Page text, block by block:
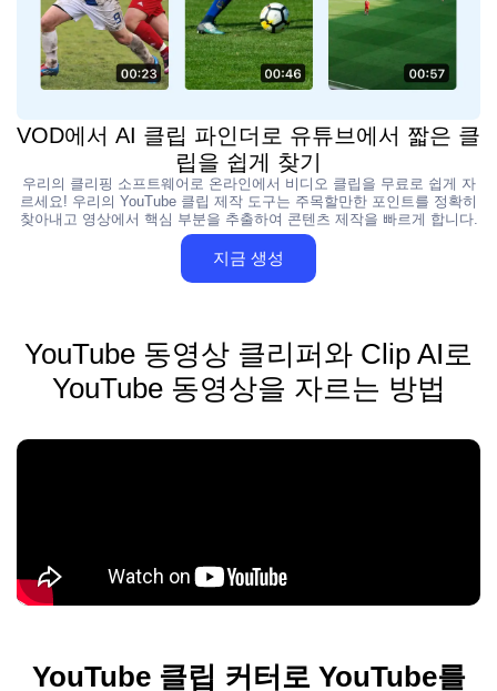
VOD에서 AI 클립 파인더로 유튜브에서 짧은 클
립을 쉽게 찾기
우리의 클리핑 소프트웨어로 온라인에서 비디오 클립을 무료로 쉽게 자
르세요! 우리의 YouTube 클립 제작 도구는 주목할만한 포인트를 정확히
찾아내고 영상에서 핵심 부분을 추출하여 콘텐츠 제작을 빠르게 합니다.
지금 생성
YouTube 동영상 클리퍼와 Clip AI로
YouTube 동영상을 자르는 방법
YouTube 클립 커터로 YouTube를